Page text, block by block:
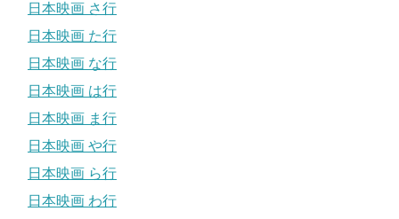
日本映画 さ行
日本映画 た行
日本映画 な行
日本映画 は行
日本映画 ま行
日本映画 や行
日本映画 ら行
日本映画 わ行